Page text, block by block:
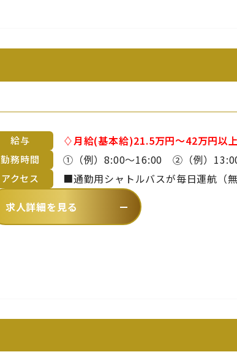
給与
♢月給(基本給)21.5万円～42万円以上（御経
途支給です。 ※詳細は備考欄をご覧ください。 ■昇給年1
齢や経験を考慮のうえ、当社規定に
勤務時間
①（例）8:00～16:00 ②（例）13:00～21:00 ※上記時間は
間、休憩1時間の勤務形態。 ※曜日・日数・時間は変わる場合あり ※休日勤
務・残業・早出をお願いする場合あり
アクセス
■通勤用シャトルバスが毎日運航（
～中村まで約20分）【 バスでお越
ら徒歩2分
求人詳細を見る